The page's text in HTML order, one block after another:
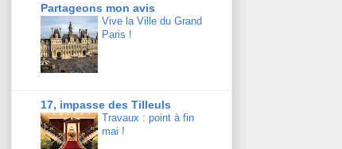
Partageons mon avis
Vive la Ville du Grand
Paris !
17, impasse des Tilleuls
Travaux : point à fin
mai !